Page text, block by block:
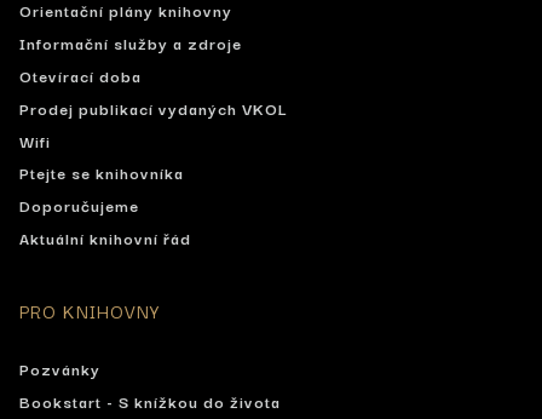
Orientační plány knihovny
Informační služby a zdroje
Otevírací doba
Prodej publikací vydaných VKOL
Wifi
Ptejte se knihovníka
Doporučujeme
Aktuální knihovní řád
PRO KNIHOVNY
Pozvánky
Bookstart - S knížkou do života